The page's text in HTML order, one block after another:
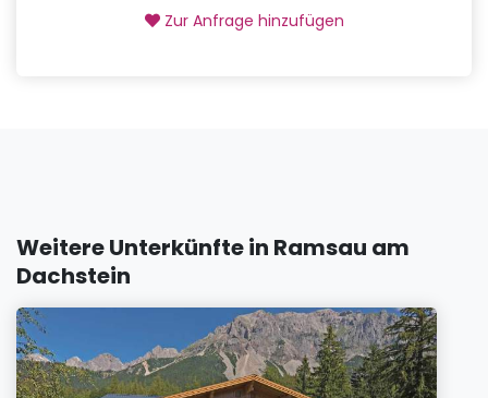
Zur Anfrage hinzufügen
Weitere Unterkünfte in Ramsau am
Dachstein